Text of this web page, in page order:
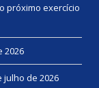
próximo exercício
2026
julho de 2026